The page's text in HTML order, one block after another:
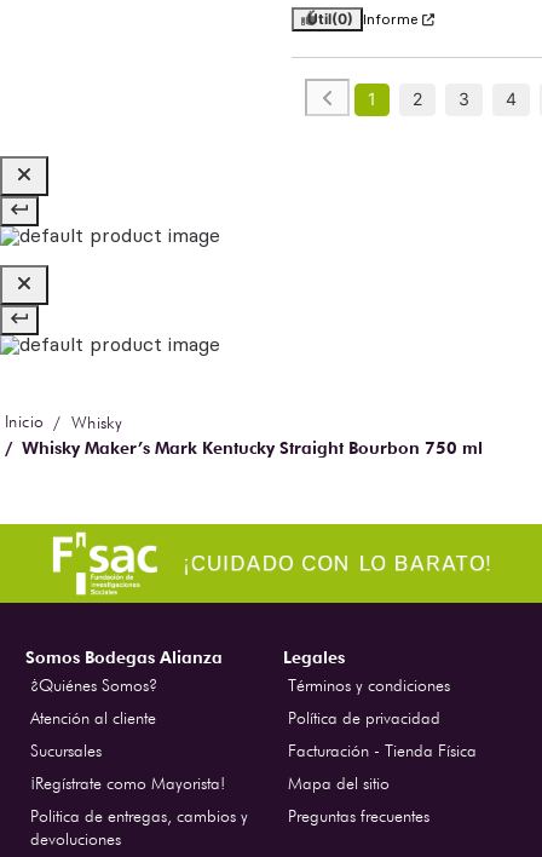
Útil(0) Informe
1 2 3 4
Whisky
Whisky Maker’s Mark Kentucky Straight Bourbon 750 ml
Somos Bodegas Alianza
¿Quiénes Somos?
Atención al cliente
Sucursales
¡Regístrate como Mayorista!
Politica de entregas, cambios y
devoluciones
Legales
Términos y condiciones
Política de privacidad
Facturación - Tienda Física
Mapa del sitio
Preguntas frecuentes